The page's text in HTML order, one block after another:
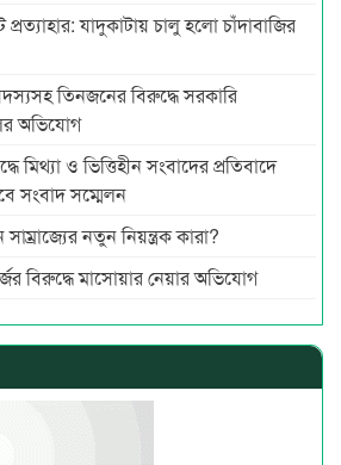
যাদুকাটায় চালু হলো চাঁদাবাজির
তিনজনের বিরুদ্ধে সরকারি
অভিযোগ
মিথ্যা ও ভিত্তিহীন সংবাদের প্রতিবাদে
সংবাদ সম্মেলন
নতুন নিয়ন্ত্রক কারা?
বিরুদ্ধে মাসোয়ার নেয়ার অভিযোগ